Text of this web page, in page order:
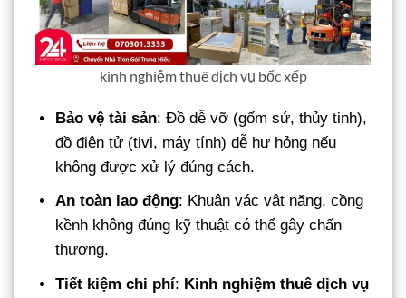
kinh nghiệm thuê dịch vụ bốc xếp
Bảo vệ tài sản: Đồ dễ vỡ (gốm sứ, thủy tinh),
đồ điện tử (tivi, máy tính) dễ hư hỏng nếu
không được xử lý đúng cách.
An toàn lao động: Khuân vác vật nặng, cồng
kềnh không đúng kỹ thuật có thể gây chấn
thương.
Tiết kiệm chi phí: Kinh nghiệm thuê dịch vụ